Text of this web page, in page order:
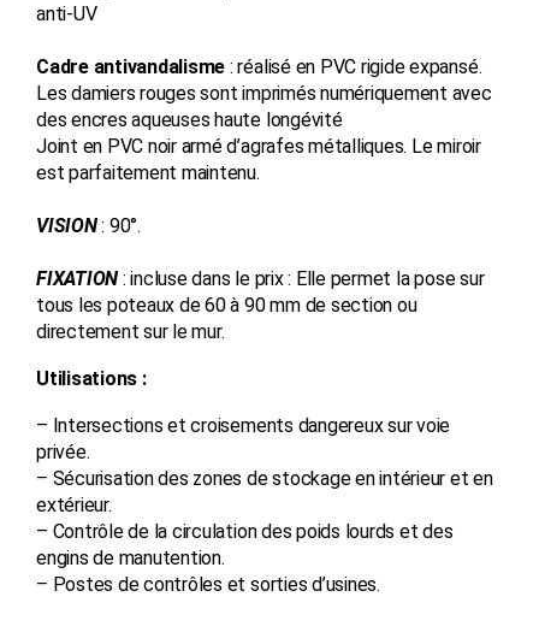
anti-UV
Cadre antivandalisme : réalisé en PVC rigide expansé.
Les damiers rouges sont imprimés numériquement avec
des encres aqueuses haute longévité
Joint en PVC noir armé d’agrafes métalliques. Le miroir
est parfaitement maintenu.
VISION: 90°.
FIXATION : incluse dans le prix : Elle permet la pose sur
tous les poteaux de 60 à 90 mm de section ou
directement sur le mur.
Utilisations :
– Intersections et croisements dangereux sur voie
privée.
– Sécurisation des zones de stockage en intérieur et en
extérieur.
– Contrôle de la circulation des poids lourds et des
engins de manutention.
– Postes de contrôles et sorties d’usines.